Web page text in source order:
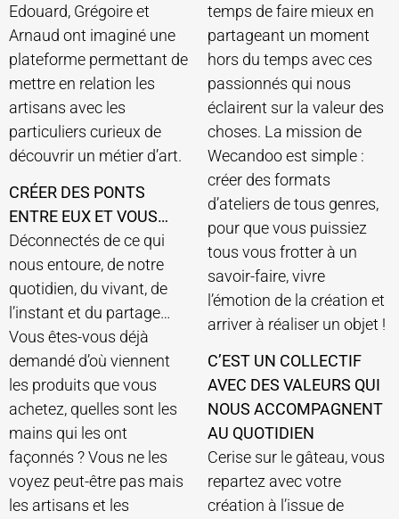
Edouard, Grégoire et
Arnaud ont imaginé une
plateforme permettant de
mettre en relation les
artisans avec les
particuliers curieux de
découvrir un métier d’art.
CRÉER DES PONTS
ENTRE EUX ET VOUS…
Déconnectés de ce qui
nous entoure, de notre
quotidien, du vivant, de
l’instant et du partage…
Vous êtes-vous déjà
demandé d’où viennent
les produits que vous
achetez, quelles sont les
mains qui les ont
façonnés ? Vous ne les
voyez peut-être pas mais
les artisans et les
temps de faire mieux en
partageant un moment
hors du temps avec ces
passionnés qui nous
éclairent sur la valeur des
choses. La mission de
Wecandoo est simple :
créer des formats
d’ateliers de tous genres,
pour que vous puissiez
tous vous frotter à un
savoir-faire, vivre
l’émotion de la création et
arriver à réaliser un objet !
C’EST UN COLLECTIF
AVEC DES VALEURS QUI
NOUS ACCOMPAGNENT
AU QUOTIDIEN
Cerise sur le gâteau, vous
repartez avec votre
création à l’issue de